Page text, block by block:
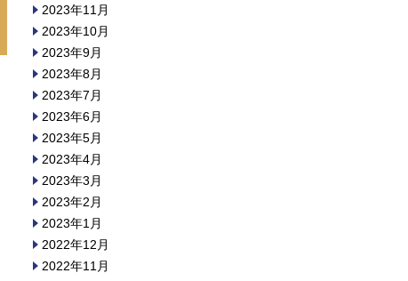
2023年11月
2023年10月
2023年9月
2023年8月
2023年7月
2023年6月
2023年5月
2023年4月
2023年3月
2023年2月
2023年1月
2022年12月
2022年11月